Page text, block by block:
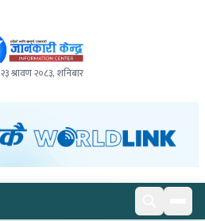
२३ श्रावण २०८३, शनिबार